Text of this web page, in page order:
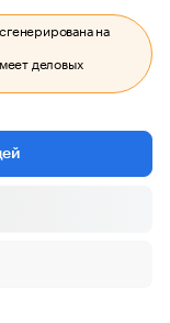
на
деловых